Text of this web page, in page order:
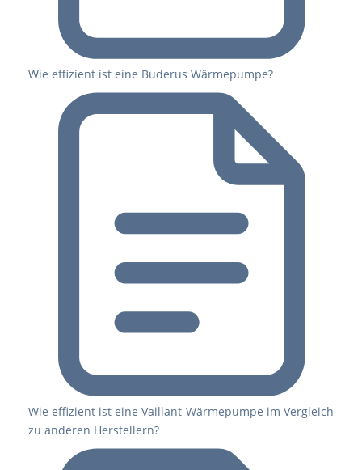
Wie effizient ist eine Buderus Wärmepumpe?
Wie effizient ist eine Vaillant-Wärmepumpe im Vergleich
zu anderen Herstellern?